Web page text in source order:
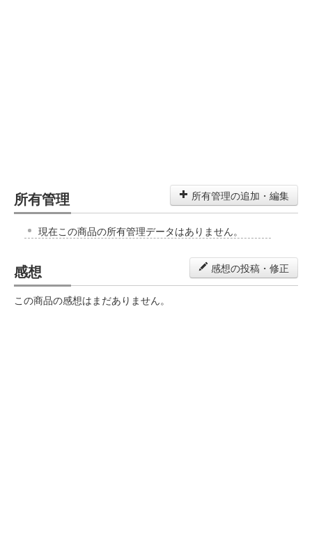
所有管理 所有管理の追加・編集
現在この商品の所有管理データはありません。
感想 感想の投稿・修正
この商品の感想はまだありません。